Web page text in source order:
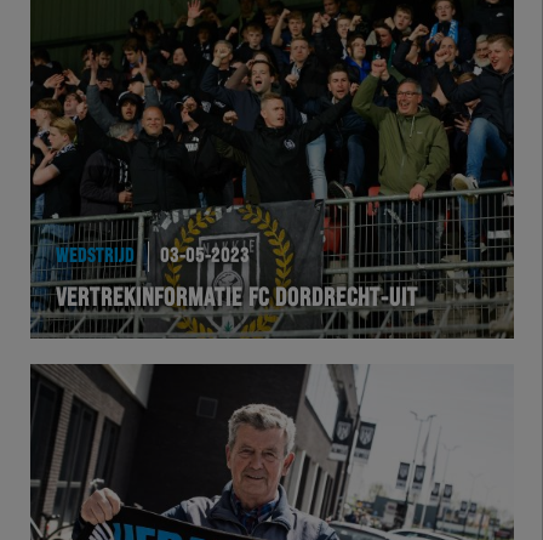
WEDSTRIJD 03-05-2023
VERTREKINFORMATIE FC DORDRECHT-UIT